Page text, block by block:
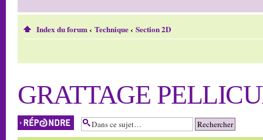
Index du forum‹ Technique‹ Section 2D
GRATTAGE
Répondre